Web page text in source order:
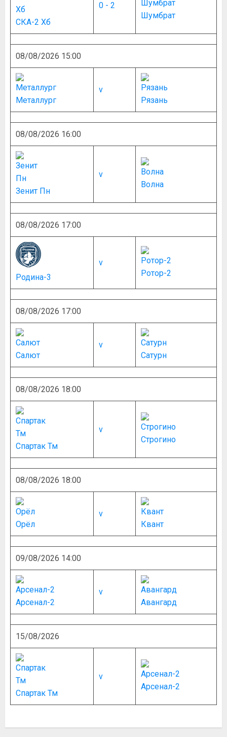
СКА-2 Хб
0 - 2
Шумбрат
08/08/2026 15:00
Металлург
v
Рязань
08/08/2026 16:00
Зенит Пн
v
Волна
08/08/2026 17:00
Родина-3
v
Ротор-2
08/08/2026 17:00
Салют
v
Сатурн
08/08/2026 18:00
Спартак Тм
v
Строгино
08/08/2026 18:00
Орёл
v
Квант
09/08/2026 14:00
Арсенал-2
v
Авангард
15/08/2026
Спартак Тм
v
Арсенал-2